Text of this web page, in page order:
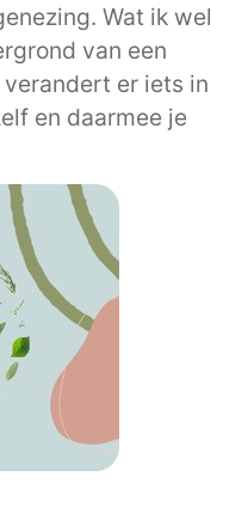
Wat ik wel
van een
er iets in
en daarmee je